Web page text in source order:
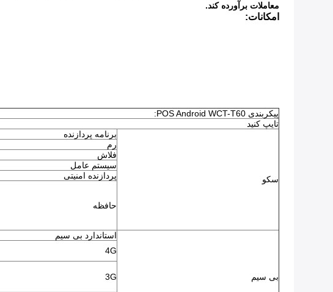
معاملات برآورده کند.
امکانات:
پیکربندی POS Android WCT-T60:
تایپ کنید
سکو
برنامه پردازنده
رم
فلاش
سیستم عامل
پردازنده امنیتی
حافظه
بی سیم
استاندارد بی سیم
4G
3G